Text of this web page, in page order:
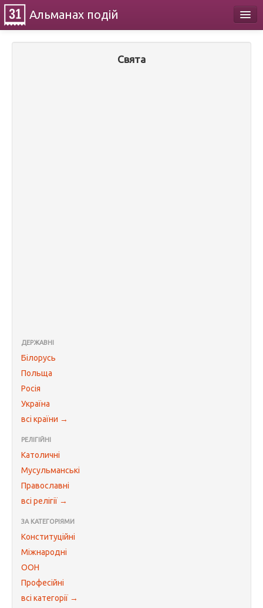
Альманах подій
Свята
ДЕРЖАВНІ
Білорусь
Польща
Росія
Україна
всі країни →
РЕЛІГІЙНІ
Католичні
Мусульманські
Православні
всі релігії →
ЗА КАТЕГОРІЯМИ
Конституційні
Міжнародні
ООН
Професійні
всі категорії →